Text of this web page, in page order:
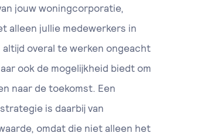
jouw woningcorporatie,
alleen jullie medewerkers in
overal te werken ongeacht
ook de mogelijkheid biedt om
naar de toekomst. Een
is daarbij van
omdat die niet alleen het